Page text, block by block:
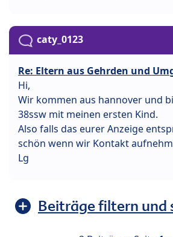
caty_0123
Re: Eltern aus Gehrden und
Hi,
Wir kommen aus hannover und
38ssw mit meinen ersten Kind.
Also falls das eurer Anzeige
schön wenn wir Kontakt
Lg
Beiträge filtern und